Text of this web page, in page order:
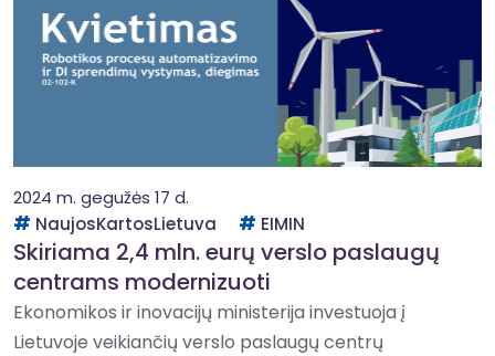
2024 m. gegužės 17 d.
NaujosKartosLietuva
EIMIN
Skiriama 2,4 mln. eurų verslo paslaugų
centrams modernizuoti
Ekonomikos ir inovacijų ministerija investuoja į
Lietuvoje veikiančių verslo paslaugų centrų